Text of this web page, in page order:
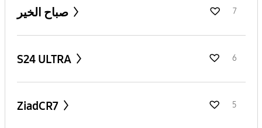
صباح الخير 7
S24 ULTRA 6
ZiadCR7 5